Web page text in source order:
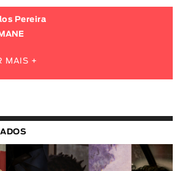
Pereira
MAIS +